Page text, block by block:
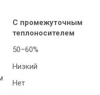
С промежуточным
теплоносителем
50–60%
Низкий
Нет